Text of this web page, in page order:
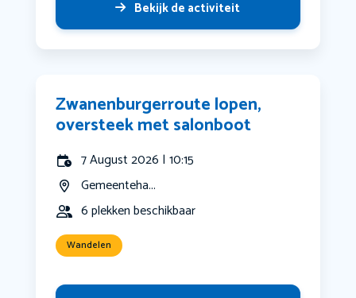
Bekijk de activiteit
Zwanenburgerroute lopen,
oversteek met salonboot
7 August 2026 | 10:15
Gemeenteha...
6 plekken beschikbaar
Wandelen